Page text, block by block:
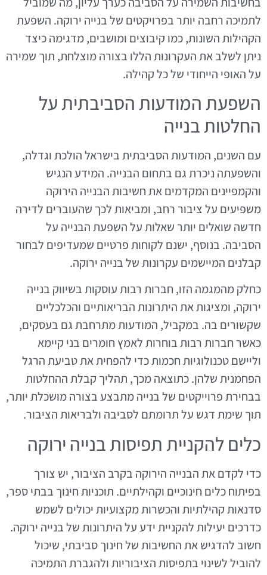
לתמיכה רחבה יותר בפרויקטים של בנייה ירוקה. השפעת
הקהילות השונות, כמו קיבוצים ומושבים, מדגימה כיצד
ניתן לשלב את העקרונות הללו בצורה מוצלחת, תוך שמירה
על האופי הייחודי של כל קהילה.
השפעת המודעות הסביבתית על
החלטות בנייה
עם השנים, המודעות הסביבתית בישראל הולכת וגדלה,
והשפעתה ניכרת גם בתחום הבנייה. המידע הנגיש
והקמפיינים המקדמים את חשיבות הבנייה הירוקה
משפיעים על ציבור רחב, ומביאות לכך שהעוברים לדירה
חדשה שואלים יותר שאלות על השפעת הבנייה על
הסביבה. בנוסף, ישנם לקוחות פרטיים שמעדיפים לבחור
קבלנים המיישמים עקרונות של בנייה ירוקה.
כחלק מהמגמה הזו, חברות רבות עוסקות בשיווק בנייה
ירוקה, ומציגות את היתרונות הבריאותיים והכלכליים
שקשורים בה. במקביל, המודעות מתרחבת גם בעסקים,
כאשר חברות רבות בוחרות לאמץ חומרים בני קיימא
וליישם טכנולוגיות חכמות כדי להפחית את טביעת הרגל
הפחמנית שלהן. כתוצאה מכך, תהליך קבלת ההחלטות
בבחירת פרוייקטים של בנייה מתבצע בצורה מושכלת יותר,
תוך שימת דגש על תרומתם לסביבה ולבריאות הציבור.
כלים להקניית תפיסות בנייה ירוקה
כדי לקדם את הבנייה הירוקה בקרב הציבור, יש צורך
בפיתוח כלים חינוכיים וקהילתיים. תוכניות חינוך בבתי ספר,
סדנאות קהילתיות והכשרות מקצועיות יכולים לשמש
כדרכים יעילות להקניית ידע על היתרונות של בנייה ירוקה.
חשוב להדגיש את החשיבות של חינוך סביבתי, שיכול
להוביל לשינוי בתפיסות הציבוריות ולהגברת התמיכה